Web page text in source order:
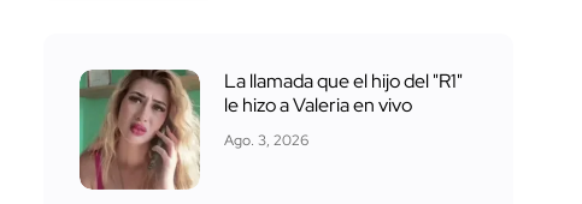
La llamada que el hijo del "R1"
le hizo a Valeria en vivo
Ago. 3, 2026